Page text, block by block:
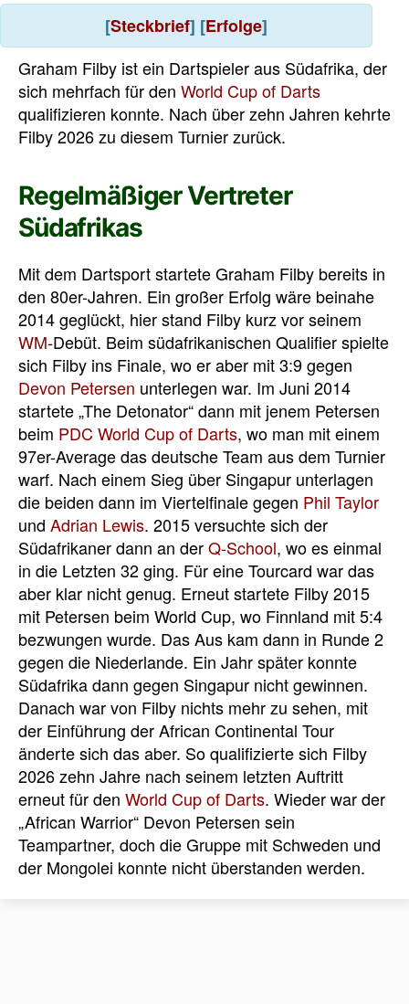
[Steckbrief] [Erfolge]
Graham Filby ist ein Dartspieler aus Südafrika, der
sich mehrfach für den World Cup of Darts
qualifizieren konnte. Nach über zehn Jahren kehrte
Filby 2026 zu diesem Turnier zurück.
Regelmäßiger Vertreter
Südafrikas
Mit dem Dartsport startete Graham Filby bereits in
den 80er-Jahren. Ein großer Erfolg wäre beinahe
2014 geglückt, hier stand Filby kurz vor seinem
WM-Debüt. Beim südafrikanischen Qualifier spielte
sich Filby ins Finale, wo er aber mit 3:9 gegen
Devon Petersen unterlegen war. Im Juni 2014
startete „The Detonator“ dann mit jenem Petersen
beim PDC World Cup of Darts, wo man mit einem
97er-Average das deutsche Team aus dem Turnier
warf. Nach einem Sieg über Singapur unterlagen
die beiden dann im Viertelfinale gegen Phil Taylor
und Adrian Lewis. 2015 versuchte sich der
Südafrikaner dann an derQ-School, wo es einmal
in die Letzten 32 ging. Für eine Tourcard war das
aber klar nicht genug. Erneut startete Filby 2015
mit Petersen beim World Cup, wo Finnland mit 5:4
bezwungen wurde. Das Aus kam dann in Runde 2
gegen die Niederlande. Ein Jahr später konnte
Südafrika dann gegen Singapur nicht gewinnen.
Danach war von Filby nichts mehr zu sehen, mit
der Einführung der African Continental Tour
änderte sich das aber. So qualifizierte sich Filby
2026 zehn Jahre nach seinem letzten Auftritt
erneut für den World Cup of Darts. Wieder war der
„African Warrior“ Devon Petersen sein
Teampartner, doch die Gruppe mit Schweden und
der Mongolei konnte nicht überstanden werden.